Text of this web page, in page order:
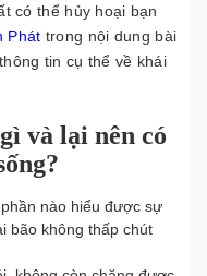
có thể hủy hoại bạn
Phát trong nội dung bài
tin cụ thể về khái
và lại nên có
nào hiểu được sự
bão không thấp chút